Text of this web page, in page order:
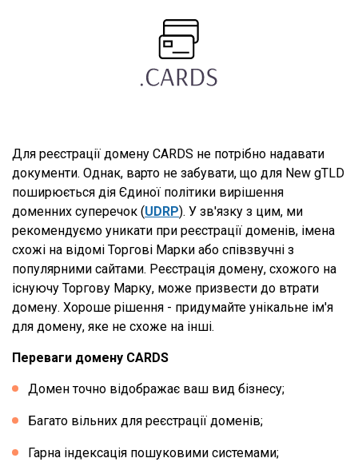
Для реєстрації домену CARDS не потрібно надавати
документи. Однак, варто не забувати, що для New gTLD
поширюється дія Єдиної політики вирішення
доменних суперечок (UDRP). У зв'язку з цим, ми
рекомендуємо уникати при реєстрації доменів, імена
схожі на відомі Торгові Марки або співзвучні з
популярними сайтами. Реєстрація домену, схожого на
існуючу Торгову Марку, може призвести до втрати
домену. Хороше рішення - придумайте унікальне ім'я
для домену, яке не схоже на інші.
Переваги домену CARDS
Домен точно відображає ваш вид бізнесу;
Багато вільних для реєстрації доменів;
Гарна індексація пошуковими системами;